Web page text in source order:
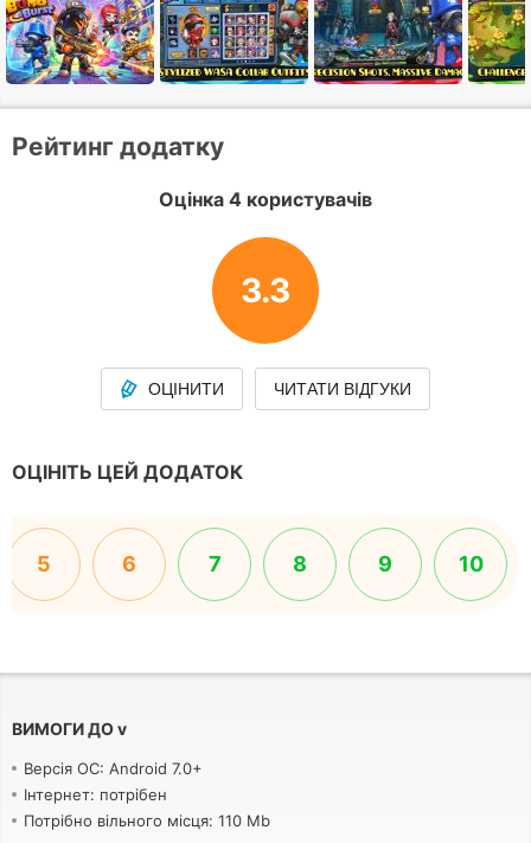
Рейтинг додатку
Оцінка 4 користувачів
3.3
ОЦІНИТИ ЧИТАТИ ВІДГУКИ
ОЦІНІТЬ ЦЕЙ ДОДАТОК
5 6 7 8 9 10
ВИМОГИ ДОv
Версія ОС: Android 7.0+
Інтернет: потрібен
Потрібно вільного місця: 110 Mb